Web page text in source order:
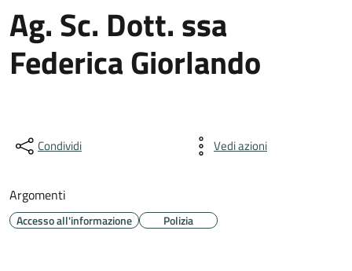
Ag. Sc. Dott. ssa
Federica Giorlando
Condividi Vedi azioni
Argomenti
Accesso all'informazione Polizia